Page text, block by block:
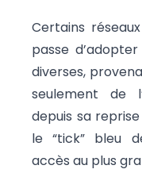
Certains
passe
diverses,
seulement de
depuis sa
le “tick” bleu
accès au plus